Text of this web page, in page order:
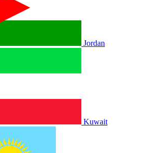
Jordan
Kuwait